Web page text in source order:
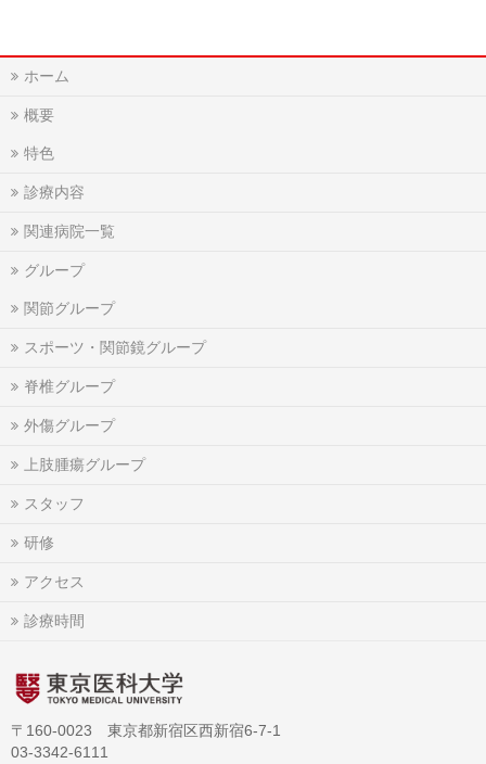
ホーム
概要
特色
診療内容
関連病院一覧
グループ
関節グループ
スポーツ・関節鏡グループ
脊椎グループ
外傷グループ
上肢腫瘍グループ
スタッフ
研修
アクセス
診療時間
〒160-0023 東京都新宿区西新宿6-7-1
03-3342-6111